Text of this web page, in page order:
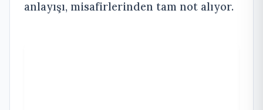
anlayışı, misafirlerinden tam not alıyor.